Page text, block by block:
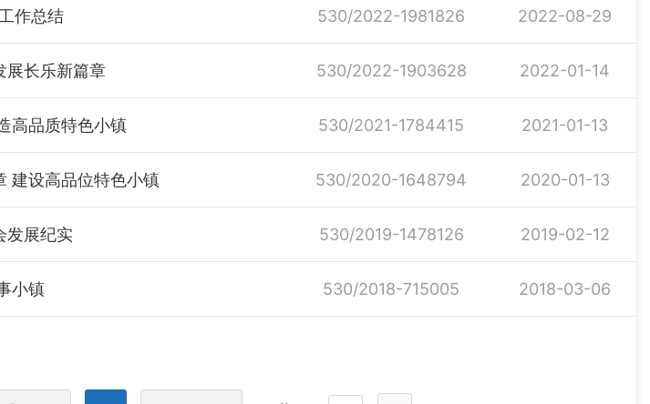
作总结 530/2022-1981826 2022-08-29
展长乐新篇章 530/2022-1903628 2022-01-14
高品质特色小镇 530/2021-1784415 2021-01-13
建设高品位特色小镇 530/2020-1648794 2020-01-13
发展纪实 530/2019-1478126 2019-02-12
小镇 530/2018-715005 2018-03-06